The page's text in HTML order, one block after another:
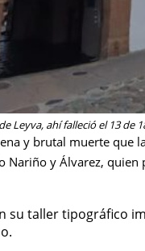
Leyva, ahí falleció el 13
y brutal muerte que
y Álvarez, quien
su taller tipográfico